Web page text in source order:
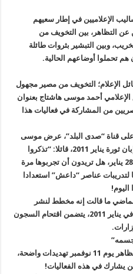
الإعلاميين في إطار سعيهم
عن التظاهر، بين التخويف من
وبين التبشير بثروات طائلة
تحملوا أوضاعهم الحالية.
الإعلام؛ التخويف من مصير مجهول
أحمد موسى هاشتاج بعنوان
حذر فيه المصريين من المشاركة في فعاليات هذا
على قناة “صدى البلد”، عرض موسى
فيديوهات لأحداث الشغب التي وقعت إبان ثورة يناير 2011، قائلا: “تذكروا
جيدا ساعات الرعب التي عشتوها يوم 28 يناير، هل تريدون أن تجربوها مرة
عناصر “داعش” استعدادا
!
ما قالت إنه مخطط لنشر
الفوضى وتكرار سيناريو جمعة الغضب في يناير 2011، يتضمن اقتحام السجون
.
جسمه”
وشملت محاولات منع المصريين من التظاهر يوم 11 نوفمبر تهديدات واضحة،
يشارك في هذه الفعاليات!